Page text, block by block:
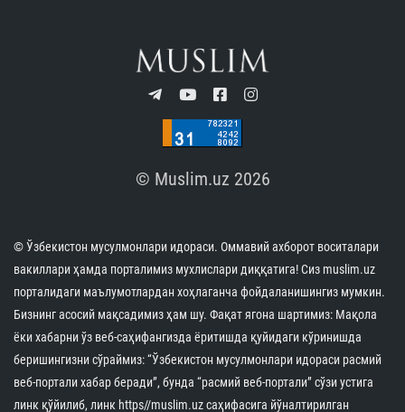
© Muslim.uz 2026
© Ўзбекистон мусулмонлари идораси. Оммавий ахборот воситалари
вакиллари ҳамда порталимиз мухлислари диққатига! Сиз muslim.uz
порталидаги маълумотлардан хоҳлаганча фойдаланишингиз мумкин.
Бизнинг асосий мақсадимиз ҳам шу. Фақат ягона шартимиз: Мақола
ёки хабарни ўз веб-саҳифангизда ёритишда қуйидаги кўринишда
беришингизни сўраймиз: “Ўзбекистон мусулмонлари идораси расмий
веб-портали хабар беради”, бунда “расмий веб-портали” сўзи устига
линк қўйилиб, линк https//muslim.uz саҳифасига йўналтирилган